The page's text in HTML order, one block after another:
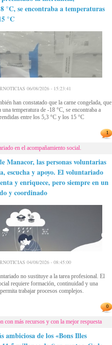
°C, se encontraba a temperaturas
°C
06/08/2026 - 15:23:41
han constatado que la carne congelada, que
una temperatura de -18 °C, se encontraba a
entre los 5,3 °C y los 15 °C
1
en el acompañamiento social.
Manacor, las personas voluntarias
escucha y apoyo. El voluntariado
y enriquece, pero siempre en un
y coordinado
04/08/2026 - 08:45:00
no sustituye a la tarea profesional. El
requiere formación, continuidad y una
trabajar procesos complejos.
0
con más recursos y con la mejor respuesta
ambiciosa de los «Bons Illes